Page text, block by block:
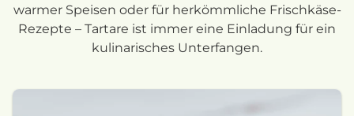
warmer Speisen oder für herkömmliche Frischkäse-
Rezepte – Tartare ist immer eine Einladung für ein
kulinarisches Unterfangen.